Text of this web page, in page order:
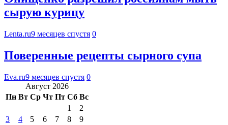
сырую курицу
Lenta.ru9 месяцев спустя 0
Поверенные рецепты сырного супа
Eva.ru9 месяцев спустя 0
Август 2026
Пн Вт Ср Чт Пт Сб Вс
1
2
3
4 5 6 7 8
9